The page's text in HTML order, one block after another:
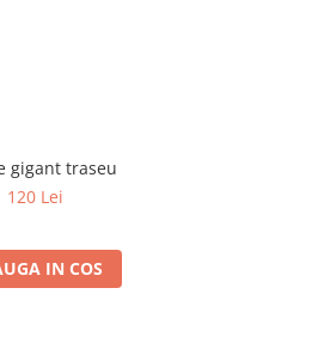
gigant traseu
120 Lei
IN COS